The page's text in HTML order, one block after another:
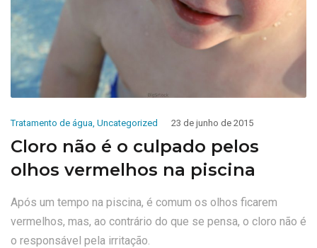
Tratamento de água Uncategorized 23 de junho de 2015
Cloro não é o culpado pelos
olhos vermelhos na piscina
Após um tempo na piscina, é comum os olhos ficarem
vermelhos, mas, ao contrário do que se pensa, o cloro não é
o responsável pela irritação.